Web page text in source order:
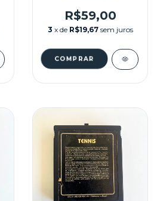
R$59,00
3 x de R$19,67 sem juros